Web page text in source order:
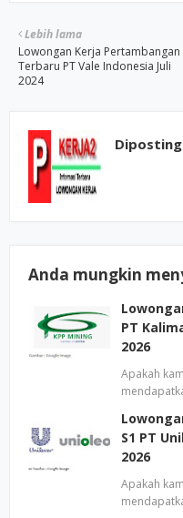
Lebih lama
Lowongan Kerja Pertambangan
Terbaru PT Vale Indonesia Juli
2024
Anda mungkin
PT
2026
Apakah
S1 PT
2026
Apakah